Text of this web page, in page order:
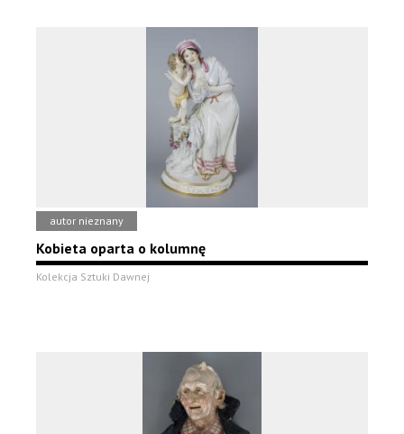
autor nieznany
Kobieta oparta o kolumnę
Kolekcja Sztuki Dawnej